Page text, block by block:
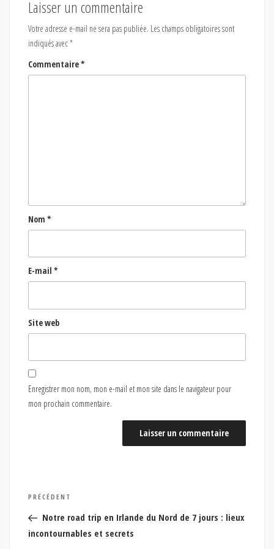
Laisser un commentaire
Votre adresse e-mail ne sera pas publiée. Les champs obligatoires sont
indiqués avec*
Commentaire*
Nom *
E-mail *
Site web
Enregistrer mon nom, mon e-mail et mon site dans le navigateur pour
mon prochain commentaire.
Navigation
de
l’article
Article
précédent
PRÉCÉDENT
Notre road trip en Irlande du Nord de 7 jours : lieux
incontournables et secrets